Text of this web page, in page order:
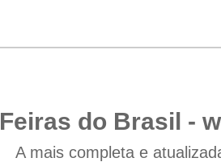
Feiras do Brasil -
A mais completa e